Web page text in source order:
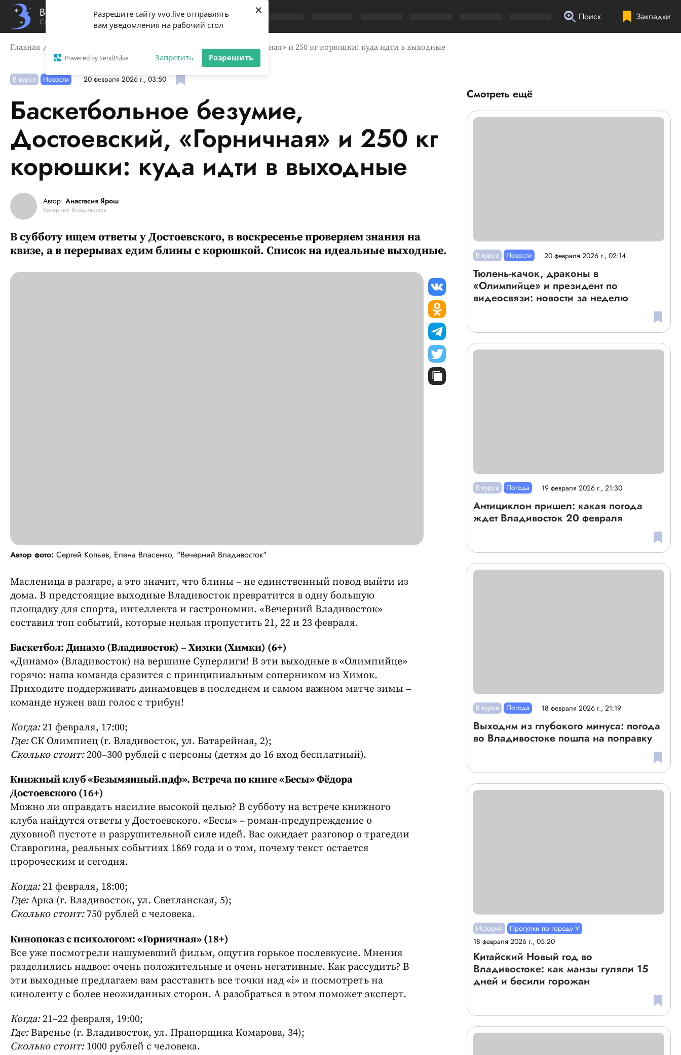
Разрешите сайту vvo.live отправлять
вам уведомления на рабочий стол
Powered by SendPulse Запретить Разрешить
×
Вечерний Владивосток
Стиль жизни твоего города Закладки
Поиск
Главная Баскетбольное безумие, Достоевский, «Горничная» и 250 кг корюшки: куда идти в выходные
В курсе Новости 20 февраля 2026 г., 03:50
Баскетбольное безумие,
Достоевский, «Горничная» и 250 кг
корюшки: куда идти в выходные
Автор: Анастасия Ярош
Вечерний Владивосток
В субботу ищем ответы у Достоевского, в воскресенье проверяем знания на
квизе, а в перерывах едим блины с корюшкой. Список на идеальные выходные.
Автор фото: Сергей Копьев, Елена Власенко, "Вечерний Владивосток"
Масленица в разгаре, а это значит, что блины – не единственный повод выйти из
дома. В предстоящие выходные Владивосток превратится в одну большую
площадку для спорта, интеллекта и гастрономии. «Вечерний Владивосток»
составил топ событий, которые нельзя пропустить 21, 22 и 23 февраля.
Баскетбол: Динамо (Владивосток) – Химки (Химки) (6+)
«Динамо» (Владивосток) на вершине Суперлиги! В эти выходные в «Олимпийце»
горячо: наша команда сразится с принципиальным соперником из Химок.
Приходите поддерживать динамовцев в последнем и самом важном матче зимы –
команде нужен ваш голос с трибун!
Когда:21 февраля, 17:00;
Где:СК Олимпиец (г. Владивосток, ул. Батарейная, 2);
Сколько стоит:200–300 рублей с персоны (детям до 16 вход бесплатный).
Книжный клуб «Безымянный.пдф». Встреча по книге «Бесы» Фёдора
Достоевского (16+)
Можно ли оправдать насилие высокой целью? В субботу на встрече книжного
клуба найдутся ответы у Достоевского. «Бесы» – роман-предупреждение о
духовной пустоте и разрушительной силе идей. Вас ожидает разговор о трагедии
Ставрогина, реальных событиях 1869 года и о том, почему текст остается
пророческим и сегодня.
Когда:21 февраля, 18:00;
Где:Арка (г. Владивосток, ул. Светланская, 5);
Сколько стоит:750 рублей с человека.
Кинопоказ с психологом: «Горничная» (18+)
Все уже посмотрели нашумевший фильм, ощутив горькое послевкусие. Мнения
разделились надвое: очень положительные и очень негативные. Как рассудить? В
эти выходные предлагаем вам расставить все точки над «i» и посмотреть на
киноленту с более неожиданных сторон. А разобраться в этом поможет эксперт.
Когда:21–22 февраля, 19:00;
Где:Варенье (г. Владивосток, ул. Прапорщика Комарова, 34);
Сколько стоит:1000 рублей с человека.
Смотреть ещё
В курсе Новости 20 февраля 2026 г., 02:14
Тюлень-качок, драконы в
«Олимпийце» и президент по
видеосвязи: новости за неделю
В курсе Погода 19 февраля 2026 г., 21:30
Антициклон пришел: какая погода
ждет Владивосток 20 февраля
В курсе Погода 18 февраля 2026 г., 21:19
Выходим из глубокого минуса: погода
во Владивостоке пошла на поправку
История
Прогулки по городу V
18 февраля 2026 г., 05:20
Китайский Новый год во
Владивостоке: как манзы гуляли 15
дней и бесили горожан